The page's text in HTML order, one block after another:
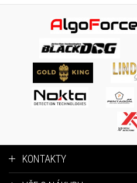
KONTAKTY